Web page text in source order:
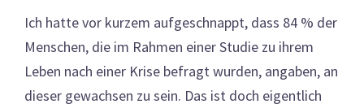
Ich hatte vor kurzem aufgeschnappt, dass 84 % der
Menschen, die im Rahmen einer Studie zu ihrem
Leben nach einer Krise befragt wurden, angaben, an
dieser gewachsen zu sein. Das ist doch eigentlich